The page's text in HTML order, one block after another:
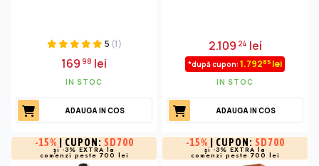
5 (1)
16998 lei
IN STOC
ADAUGA IN COS
2.109 24 lei
*după cupon: 1.79285 lei
IN STOC
ADAUGA IN COS
-15% | CUPON: SD700
și -3% EXTRA la
comenzi peste 700 lei
-15% | CUPON: SD700
și -3% EXTRA la
comenzi peste 700 lei